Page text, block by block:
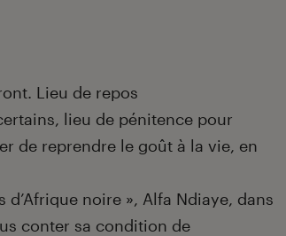
Lieu de repos
lieu de pénitence pour
de reprendre le goût à la vie, en
d’Afrique noire », Alfa Ndiaye, dans
conter sa condition de